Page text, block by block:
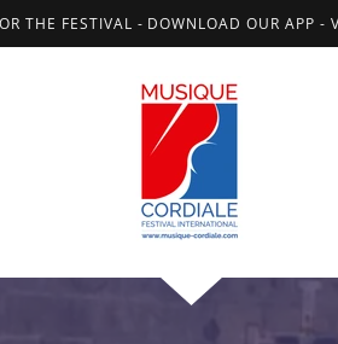
THE FESTIVAL - DOWNLOAD OUR APP -